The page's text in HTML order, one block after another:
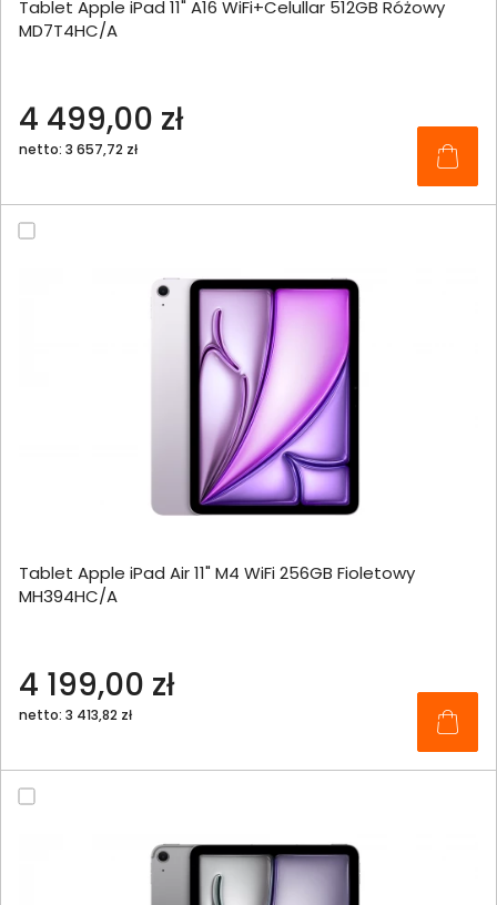
Tablet Apple iPad 11" A16 WiFi+Celullar 512GB Różowy
MD7T4HC/A
4 499,00 zł
netto: 3 657,72 zł
Tablet Apple iPad Air 11" M4 WiFi 256GB Fioletowy
MH394HC/A
4 199,00 zł
netto: 3 413,82 zł